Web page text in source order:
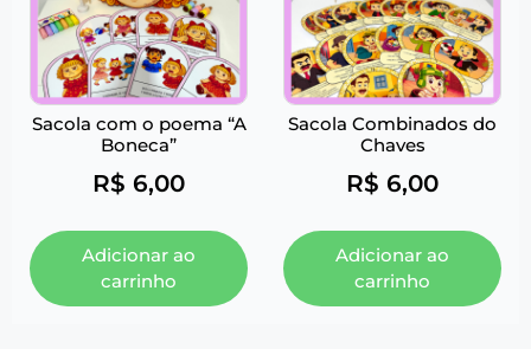
Sacola com o poema “A
Boneca”
R$ 6,00
Adicionar ao
carrinho
Sacola Combinados do
Chaves
R$ 6,00
Adicionar ao
carrinho